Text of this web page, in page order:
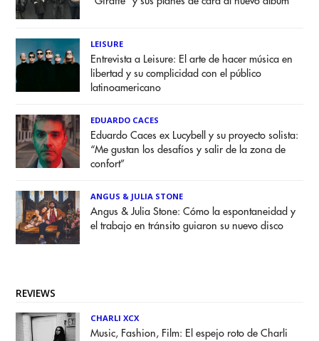
LEISURE
Entrevista a Leisure: El arte de hacer música en
libertad y su complicidad con el público
latinoamericano
EDUARDO CACES
Eduardo Caces ex Lucybell y su proyecto solista:
“Me gustan los desafíos y salir de la zona de
confort”
ANGUS & JULIA STONE
Angus & Julia Stone: Cómo la espontaneidad y
el trabajo en tránsito guiaron su nuevo disco
REVIEWS
CHARLI XCX
Music, Fashion, Film: El espejo roto de Charli